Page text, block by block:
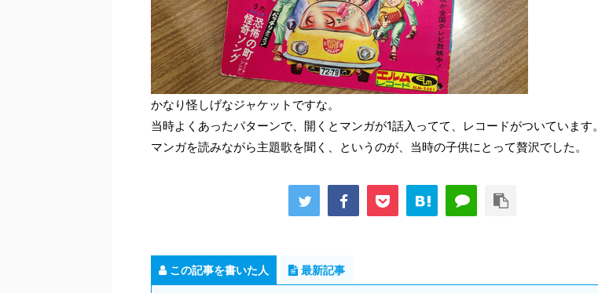
かなり怪しげなジャケットですな。
当時よくあったパターンで、開くとマンガが1話入ってて、レコードがついています。
マンガを読みながら主題歌を聞く、というのが、当時の子供にとって贅沢でした。
この記事を書いた人 最新記事